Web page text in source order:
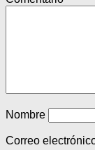
Nombre
Correo